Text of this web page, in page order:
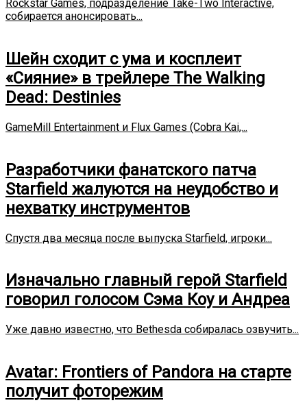
Rockstar Games, подразделение Take-Two Interactive,
собирается анонсировать...
Шейн сходит с ума и косплеит
«Сияние» в трейлере The Walking
Dead: Destinies
GameMill Entertainment и Flux Games (Cobra Kai,...
Разработчики фанатского патча
Starfield жалуются на неудобство и
нехватку инструментов
Спустя два месяца после выпуска Starfield, игроки...
Изначально главный герой Starfield
говорил голосом Сэма Коу и Андреа
Уже давно известно, что Bethesda собиралась озвучить...
Avatar: Frontiers of Pandora на старте
получит фоторежим